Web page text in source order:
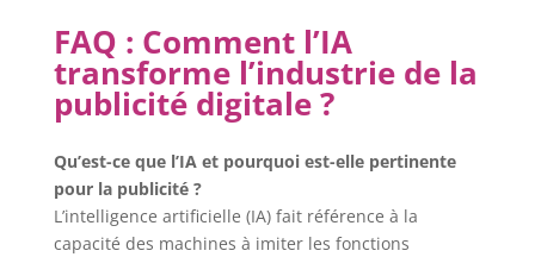
FAQ : Comment l’IA
transforme l’industrie de la
publicité digitale ?
Qu’est-ce que l’IA et pourquoi est-elle pertinente
pour la publicité ?
L’intelligence artificielle (IA) fait référence à la
capacité des machines à imiter les fonctions